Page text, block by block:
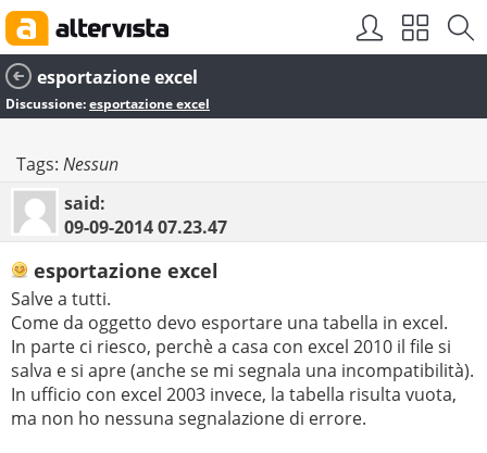
esportazione excel
Discussione:esportazione excel
Tags: Nessun
said:
09-09-201407.23.47
esportazione excel
Salve a tutti.
Come da oggetto devo esportare una tabella in excel.
In parte ci riesco, perchè a casa con excel 2010 il file si
salva e si apre (anche se mi segnala una incompatibilità).
In ufficio con excel 2003 invece, la tabella risulta vuota,
ma non ho nessuna segnalazione di errore.